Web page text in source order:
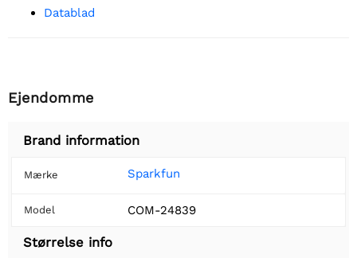
Datablad
Ejendomme
Brand information
Mærke Sparkfun
Model COM-24839
Størrelse info